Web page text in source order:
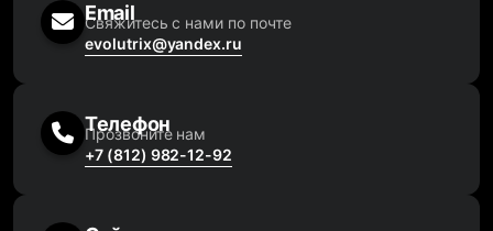
Email
Свяжитесь с нами по почте
evolutrix@yandex.ru
Телефон
Прозвоните нам
+7 (812) 982-12-92